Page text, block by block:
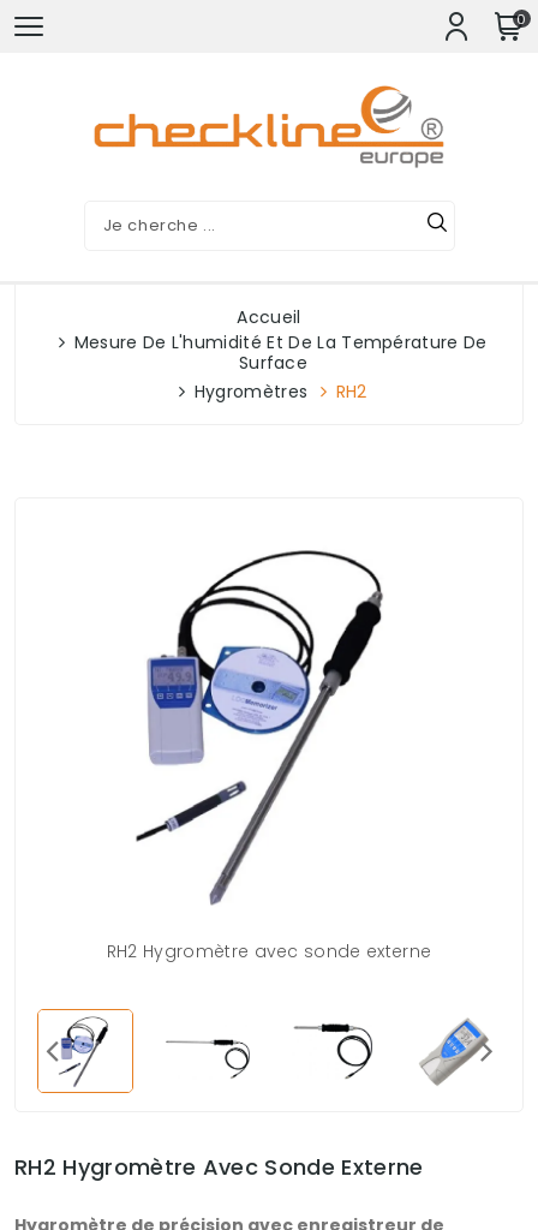
0
Accueil
Mesure De L'humidité Et De La Température De
Surface
Hygromètres
RH2
RH2 Hygromètre avec sonde externe
RH2 Hygromètre Avec Sonde Externe